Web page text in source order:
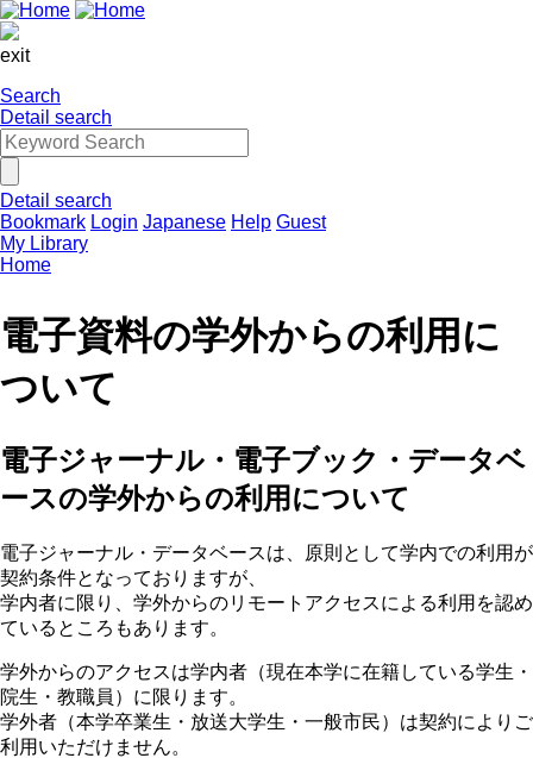
exit
Search
Detail search
Detail search
Bookmark Login Japanese Help Guest
My Library
Home
電子資料の学外からの利用に
ついて
電子ジャーナル・電子ブック・データベ
ースの学外からの利用について
電子ジャーナル・データベースは、原則として学内での利用が
契約条件となっておりますが、
学内者に限り、学外からのリモートアクセスによる利用を認め
ているところもあります。
学外からのアクセスは学内者（現在本学に在籍している学生・
院生・教職員）に限ります。
学外者（本学卒業生・放送大学生・一般市民）は契約によりご
利用いただけません。